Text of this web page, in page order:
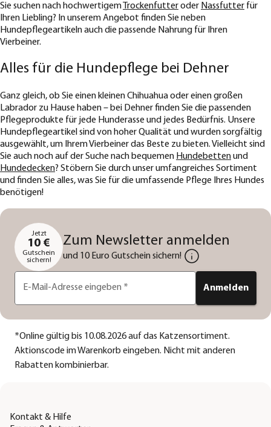
Sie suchen nach hochwertigemTrockenfutteroder Nassfutter für
Ihren Liebling? In unserem Angebot finden Sie neben
Hundepflegeartikeln auch die passende Nahrung für Ihren
Vierbeiner.
Alles für die Hundepflege bei Dehner
Ganz gleich, ob Sie einen kleinen Chihuahua oder einen großen
Labrador zu Hause haben – bei Dehner finden Sie die passenden
Pflegeprodukte für jede Hunderasse und jedes Bedürfnis. Unsere
Hundepflegeartikel sind von hoher Qualität und wurden sorgfältig
ausgewählt, um Ihrem Vierbeiner das Beste zu bieten. Vielleicht sind
Sie auch noch auf der Suche nach bequemen Hundebettenund
Hundedecken? Stöbern Sie durch unser umfangreiches Sortiment
und finden Sie alles, was Sie für die umfassende Pflege Ihres Hundes
benötigen!
Jetzt
10 €
Gutschein
sichern!
Zum Newsletter anmelden
und 10 Euro Gutschein sichern!
E-Mail-Adresse eingeben * Anmelden
*Online gültig bis 10.08.2026 auf das Katzensortiment.
Aktionscode im Warenkorb eingeben. Nicht mit anderen
Rabatten kombinierbar.
Kontakt & Hilfe